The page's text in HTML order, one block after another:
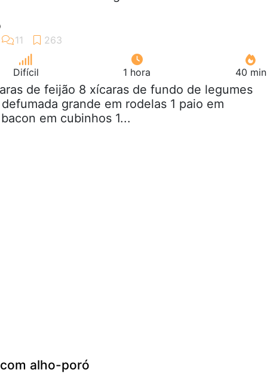
Difícil 1 hora 40 min
de feijão 8 xícaras de fundo de legumes
grande em rodelas 1 paio em
em cubinhos 1...
alho-poró